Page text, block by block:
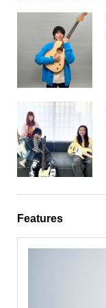
Features